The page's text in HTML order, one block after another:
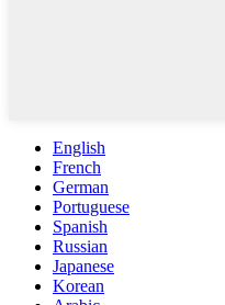
English
French
German
Portuguese
Spanish
Russian
Japanese
Korean